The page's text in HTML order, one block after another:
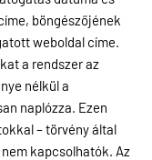
böngészőjének
weboldal címe.
a rendszer az
nélkül a
naplózza. Ezen
– törvény által
kapcsolhatók. Az